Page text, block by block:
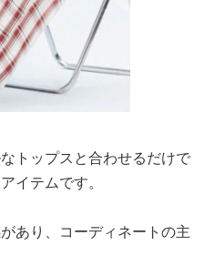
トップスと合わせるだけで
アイテムです。
あり、コーディネートの主